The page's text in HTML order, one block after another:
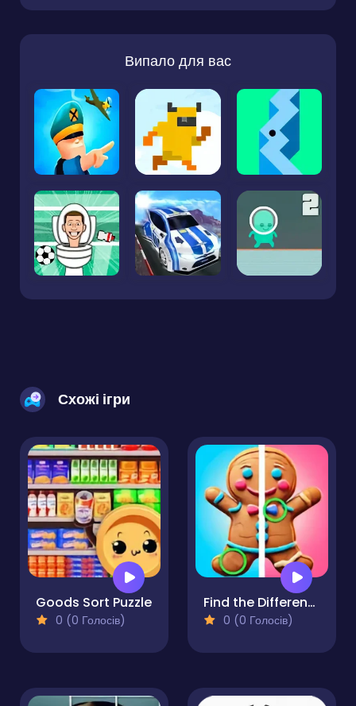
Випало для вас
Схожі ігри
Goods Sort Puzzle
0 (0 Голосів)
Find the Difference Merry Christmas
0 (0 Голосів)